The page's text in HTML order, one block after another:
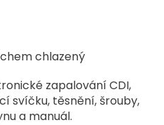
chlazený
zapalování CDI,
svíčku, těsnění, šrouby,
a manuál.